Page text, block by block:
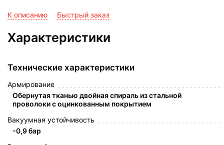
К описанию Быстрый заказ
Характеристики
Технические характеристики
Армирование
Обернутая тканью двойная спираль из стальной
проволоки с оцинкованным покрытием
Вакуумная устойчивость
-0,9 бар